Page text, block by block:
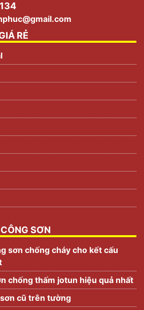
RẺ
SƠN
sơn chống cháy cho kết cấu
chống thấm jotun hiệu quả nhất
cũ trên tường